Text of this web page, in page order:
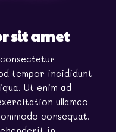
sit amet
tempor incididunt
Ut enim ad
ullamco
consequat.